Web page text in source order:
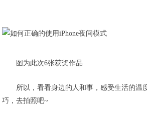
图为此次6张获奖作品
所以，看看身边的人和事，感受生活的温
巧，去拍照吧~